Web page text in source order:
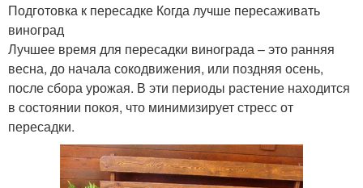
Подготовка к пересадке Когда лучше пересаживать
виноград
Лучшее время для пересадки винограда – это ранняя
весна, до начала сокодвижения, или поздняя осень,
после сбора урожая. В эти периоды растение находится
в состоянии покоя, что минимизирует стресс от
пересадки.